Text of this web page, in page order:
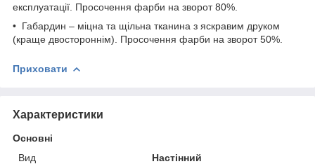
експлуатації. Просочення фарби на зворот 80%.
• Габардин – міцна та щільна тканина з яскравим друком
(краще двостороннім). Просочення фарби на зворот 50%.
Приховати
Характеристики
Основні
Вид
Настінний